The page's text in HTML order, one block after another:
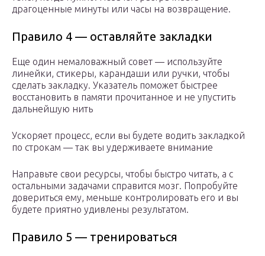
драгоценные минуты или часы на возвращение.
Правило 4 — оставляйте закладки
Еще один немаловажный совет — используйте
линейки, стикеры, карандаши или ручки, чтобы
сделать закладку. Указатель поможет быстрее
восстановить в памяти прочитанное и не упустить
дальнейшую нить
Ускоряет процесс, если вы будете водить закладкой
по строкам — так вы удерживаете внимание
Направьте свои ресурсы, чтобы быстро читать, а с
остальными задачами справится мозг. Попробуйте
довериться ему, меньше контролировать его и вы
будете приятно удивлены результатом.
Правило 5 — тренироваться